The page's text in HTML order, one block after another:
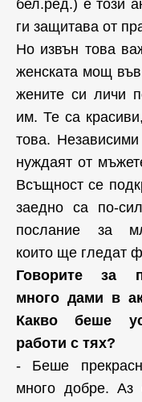
бел.ред.) е този
ги защитава от
Но извън това
женската мощ
жените си личи
им. Те са
това.
нуждаят от
Всъщност се
заедно са по-
послание за
които ще гледат
Говорите за
много дами в
Какво беше
работи с тях?
- Беше
много добре. Аз